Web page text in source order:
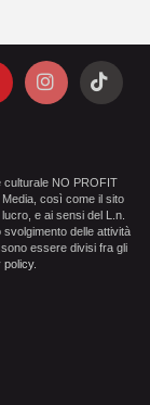
culturale NO PROFIT
Media, così come il sito
e ai sensi del L.n.
delle attività
essere divisi fra gli
policy.